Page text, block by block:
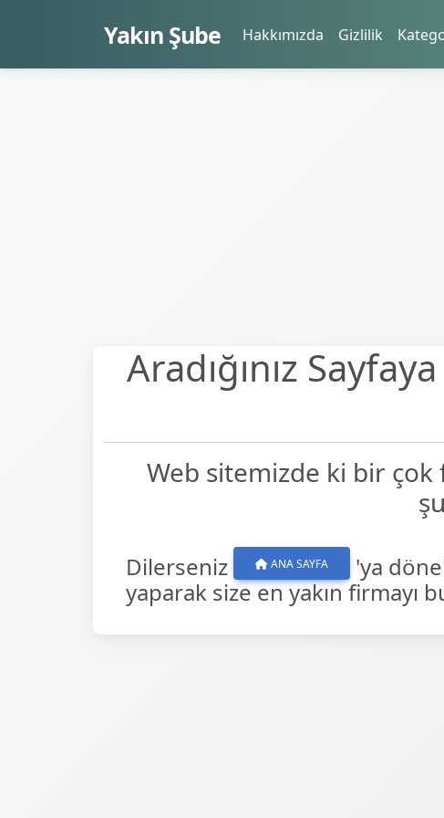
Yakın Şube Hakkımızda Gizlilik
Aradığınız
Web sitemizde ki bir çok
Dilerseniz ANA SAYFA 'ya
yaparak size en yakın firmayı